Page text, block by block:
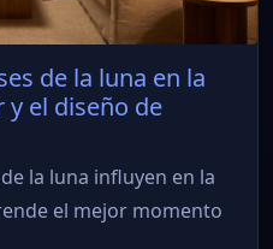
de la luna en la
el diseño de
la luna influyen en la
el mejor momento